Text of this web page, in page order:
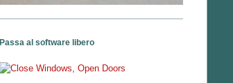
Passa al software libero